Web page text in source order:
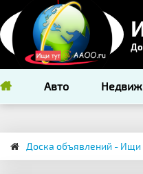
Авто
Доска объявлений - Ищи